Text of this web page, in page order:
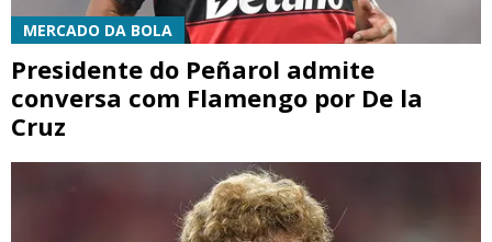
MERCADO DA BOLA
Presidente do Peñarol admite
conversa com Flamengo por De la
Cruz